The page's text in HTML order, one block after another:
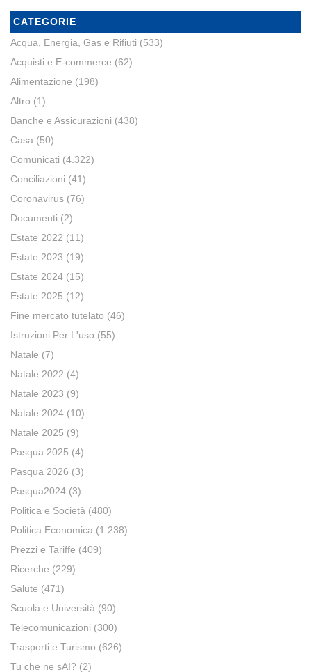
CATEGORIE
Acqua, Energia, Gas e Rifiuti (533)
Acquisti e E-commerce (62)
Alimentazione (198)
Altro (1)
Banche e Assicurazioni (438)
Casa (50)
Comunicati (4.322)
Conciliazioni (41)
Coronavirus (76)
Documenti (2)
Estate 2022 (11)
Estate 2023 (19)
Estate 2024 (15)
Estate 2025 (12)
Fine mercato tutelato (46)
Istruzioni Per L'uso (55)
Natale (7)
Natale 2022 (4)
Natale 2023 (9)
Natale 2024 (10)
Natale 2025 (9)
Pasqua 2025 (4)
Pasqua 2026 (3)
Pasqua2024 (3)
Politica e Società (480)
Politica Economica (1.238)
Prezzi e Tariffe (409)
Ricerche (229)
Salute (471)
Scuola e Università (90)
Telecomunicazioni (300)
Trasporti e Turismo (626)
Tu che ne sAI? (2)